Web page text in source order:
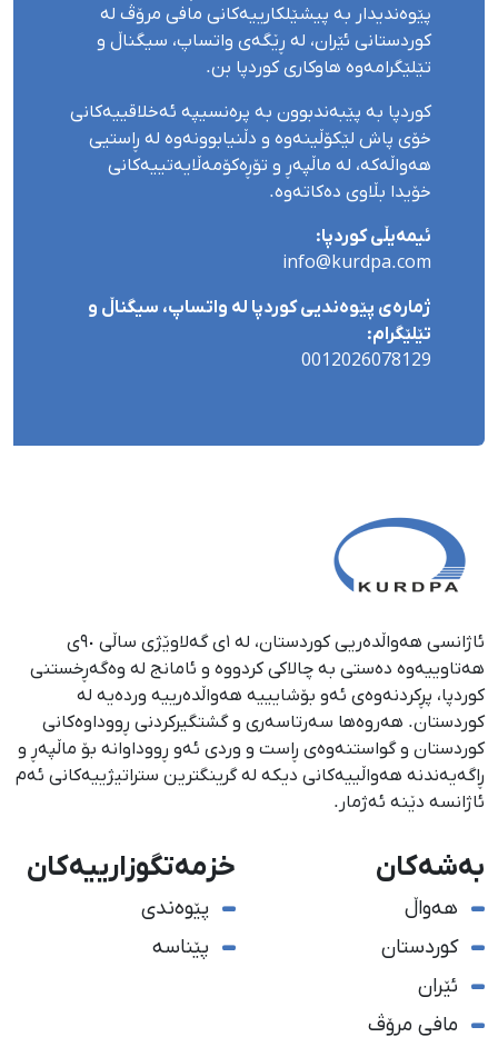
پێوەندیدار بە پیشێلکارییەکانی مافی مرۆڤ لە
کوردستانی ئێران، لە ڕێگەی واتساپ، سیگناڵ و
تێلێگرامەوە هاوکاری کوردپا بن.
کوردپا بە پێبەندبوون بە پرەنسیپە ئەخلاقییەکانی
خۆی پاش لێکۆڵینەوە و دڵنیابوونەوە لە ڕاستیی
هەواڵەکە، لە ماڵپەڕ و تۆڕەکۆمەڵایەتییەکانی
خۆیدا بڵاوی دەکاتەوە.
ئیمەیڵی کوردپا:
info@kurdpa.com
ژمارەی پێوەندیی کوردپا لە واتساپ، سیگناڵ و
تێلێگرام:
0012026078129
ئاژانسی هەواڵدەریی کوردستان، لە ١ی گەلاوێژی ساڵی ٩٠ی
هەتاوییەوە دەستی بە چالاکی کردووە و ئامانج لە وەگەڕخستنی
كوردپا، پڕكردنەوەی ئەو بۆشایییە هەواڵدەرییە وردەیە لە
كوردستان. هەروەها سەرتاسەری و گشتگیركردنی ڕووداوەكانی
كوردستان و گواستنەوەی ڕاست و وردی ئەو ڕووداوانە بۆ ماڵپەڕ و
ڕاگەیەندنە هەواڵییەكانی دیكە لە گرینگترین ستراتیژییەكانی ئەم
ئاژانسە دێنە ئەژمار.
بەشەکان
هەواڵ
کوردستان
ئێران
مافی مرۆڤ
خزمەتگوزارییەکان
پێوەندی
پێناسە